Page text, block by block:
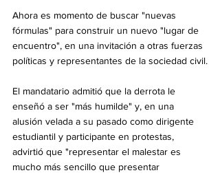
Ahora es momento de buscar "nuevas
fórmulas" para construir un nuevo "lugar de
encuentro", en una invitación a otras fuerzas
políticas y representantes de la sociedad civil.
El mandatario admitió que la derrota le
enseñó a ser "más humilde" y, en una
alusión velada a su pasado como dirigente
estudiantil y participante en protestas,
advirtió que "representar el malestar es
mucho más sencillo que presentar